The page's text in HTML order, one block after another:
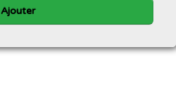
Ajouter